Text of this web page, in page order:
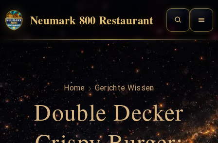
Neumark 800 Restaurant
Home Gerichte Wissen
Double Decker